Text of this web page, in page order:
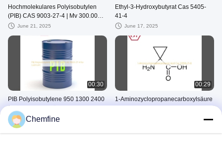
Hochmolekulares Polyisobutylen
(PIB) CAS 9003-27-4 | Mv 300.000–
5.000.000 | Chemfine
June 21, 2025
Ethyl-3-Hydroxybutyrat Cas 5405-
41-4
June 17, 2025
00:30
PIB Polyisobutylene 950 1300 2400
CAS 9003-27-4 für Schmiermittel
June 17, 2025
00:29
1-Aminozyclopropanecarboxylsäure
Chemfine